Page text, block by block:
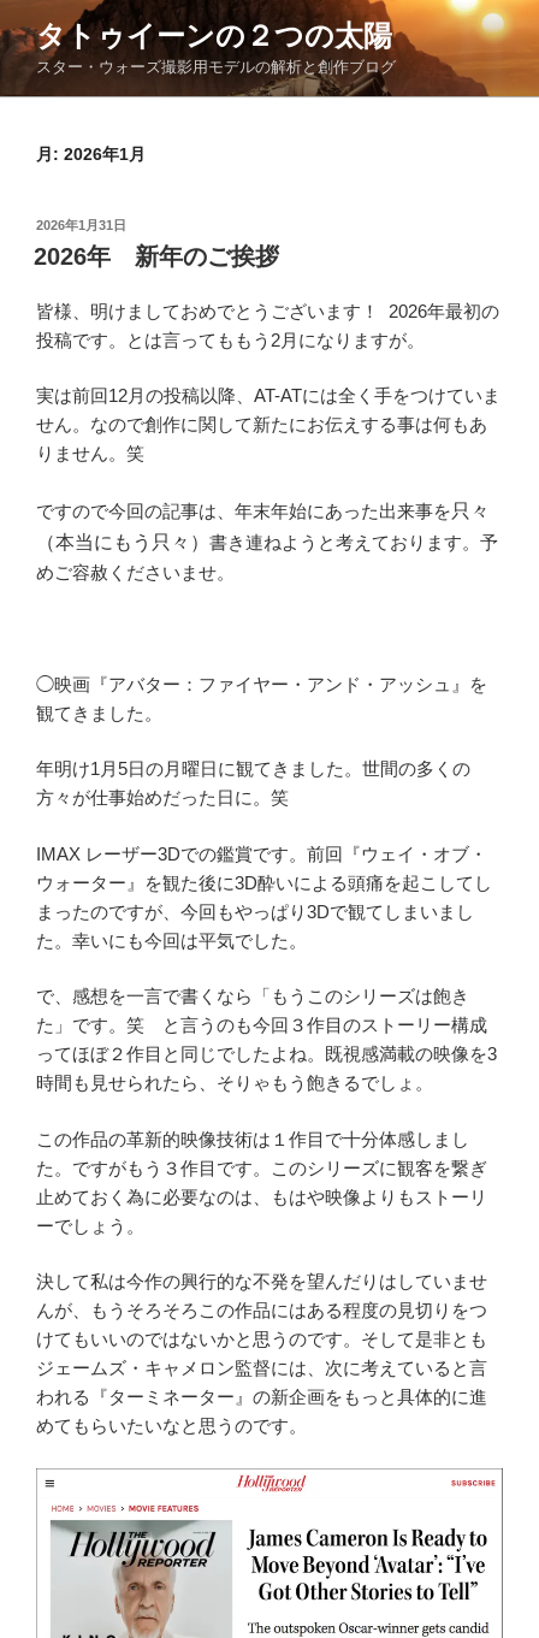
ン
ン
タトゥイーンの２つの太陽
スター・ウォーズ撮影用モデルの解析と創作ブログ
月: 2026年1月
投
稿
日:
2026年1月31日
2026年 新年のご挨拶
皆様、明けましておめでとうございます！ 2026年最初の
投稿です。とは言ってももう2月になりますが。
実は前回12月の投稿以降、AT-ATには全く手をつけていま
せん。なので創作に関して新たにお伝えする事は何もあ
りません。笑
ですので今回の記事は、年末年始にあった出来事を 只々
（本当にもう只々） 書き連ねようと考えております。予
めご容赦くださいませ。
◯映画『アバター：ファイヤー・アンド・アッシュ』を
観てきました。
年明け1月5日の月曜日に観てきました。世間の多くの
方々が仕事始めだった日に。笑
IMAX レーザー3Dでの鑑賞です。前回『ウェイ・オブ・
ウォーター』を観た後に3D酔いによる頭痛を起こしてし
まったのですが、今回もやっぱり3Dで観てしまいまし
た。幸いにも今回は平気でした。
で、感想を一言で書くなら「もうこのシリーズは飽き
た」です。笑 と言うのも今回３作目のストーリー構成
ってほぼ２作目と同じでしたよね。既視感満載の映像を3
時間も見せられたら、そりゃもう飽きるでしょ。
この作品の革新的映像技術は１作目で十分体感しまし
た。ですがもう３作目です。このシリーズに観客を繋ぎ
止めておく為に必要なのは、もはや映像よりもストーリ
ーでしょう。
決して私は今作の興行的な不発を望んだりはしていませ
んが、もうそろそろこの作品にはある程度の見切りをつ
けてもいいのではないかと思うのです。そして是非とも
ジェームズ・キャメロン監督には、次に考えていると言
われる『ターミネーター』の新企画をもっと具体的に進
めてもらいたいなと思うのです。